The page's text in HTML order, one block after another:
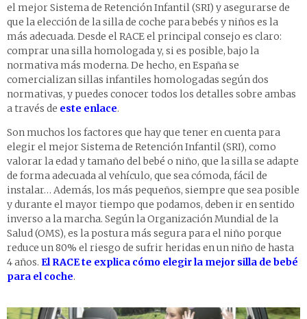
el mejor Sistema de Retención Infantil (SRI) y asegurarse de
que la elección de la silla de coche para bebés y niños es la
más adecuada. Desde el RACE el principal consejo es claro:
comprar una silla homologada y, si es posible, bajo la
normativa más moderna. De hecho, en España se
comercializan sillas infantiles homologadas según dos
normativas, y puedes conocer todos los detalles sobre ambas
a través de este enlace.
Son muchos los factores que hay que tener en cuenta para
elegir el mejor Sistema de Retención Infantil (SRI), como
valorar la edad y tamaño del bebé o niño, que la silla se adapte
de forma adecuada al vehículo, que sea cómoda, fácil de
instalar… Además, los más pequeños, siempre que sea posible
y durante el mayor tiempo que podamos, deben ir en sentido
inverso a la marcha. Según la Organización Mundial de la
Salud (OMS), es la postura más segura para el niño porque
reduce un 80% el riesgo de sufrir heridas en un niño de hasta
4 años. El RACE te explica cómo elegir la mejor silla de bebé
para el coche.